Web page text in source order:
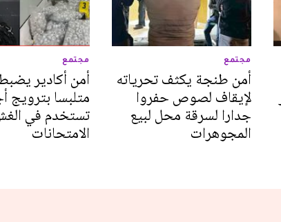
مجتمع
أمن طنجة يكثف تحرياته
لإيقاف لصوص حفروا
جدارا لسرقة محل لبيع
المجوهرات
مجتمع
أمن أكادير
متلبسا بترويج
تستخدم في
الامتحانات